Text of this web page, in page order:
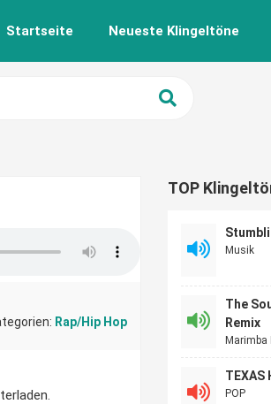
Startseite Neueste Klingeltöne
Rap/Hip Hop
TOP
Musik
The
Remix
Marimba
TEXAS
POP